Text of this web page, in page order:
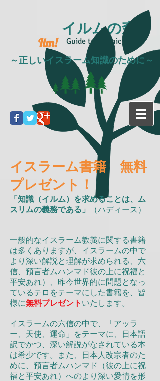
イルムの森
Guide to Islamic life
Ilm!
～正しいイスラーム知識のために～
イスラーム書籍 無料
プレゼント！
「知識（イルム）を求めることは、ム
スリムの義務である」
（ハディース）
一般的なイスラーム教義に関する書籍
は多くありますが、イスラームの中で
より深い解説と理解が求められる、六
信、預言者ムハンマド彼の上に祝福と
平安あれ）、昨今世界的に問題となっ
ているテロをテーマにした書籍を、皆
様に無料プレゼント いたします。
イスラームの六信の中で、「アッラ
ー、天使、運命」をテーマに、日本語
訳でかつ、深い解説がなされている本
は希少です。また、日本人改宗者のた
めに、預言者ムハンマド（彼の上に祝
福と平安あれ）へのより深い愛情を形